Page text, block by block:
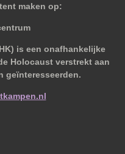
maken op:
is een onafhankelijke
Holocaust verstrekt aan
geïnteresseerden.